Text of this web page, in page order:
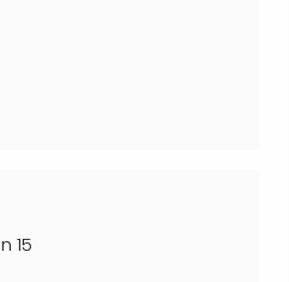
15